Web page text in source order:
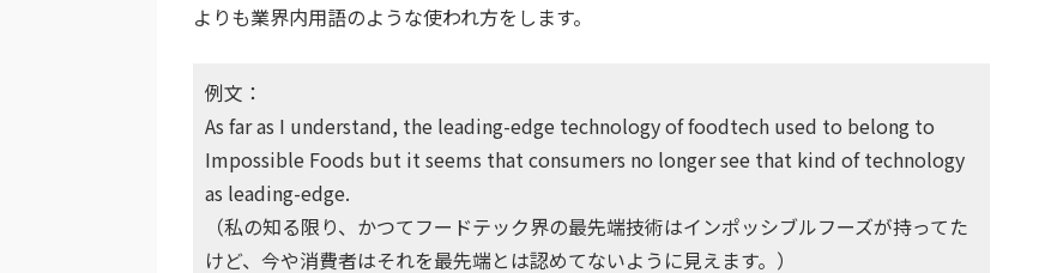
よりも業界内用語のような使われ方をします。
例文：
As far as I understand, the leading-edge technology of foodtech used to belong to
Impossible Foods but it seems that consumers no longer see that kind of technology
as leading-edge.
（私の知る限り、かつてフードテック界の最先端技術はインポッシブルフーズが持ってた
けど、今や消費者はそれを最先端とは認めてないように見えます。）